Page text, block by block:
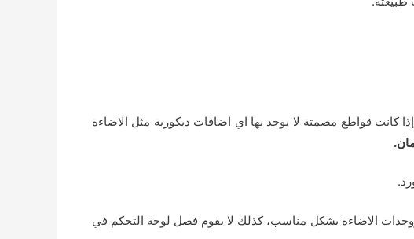
قواطع مصمتة لا يوجد بها اي اضافات ديكورية مثل الاضاءة
ووحدات الاضاءة بشكل مناسب، كذلك لا يقوم فصل لوحة التحكم في